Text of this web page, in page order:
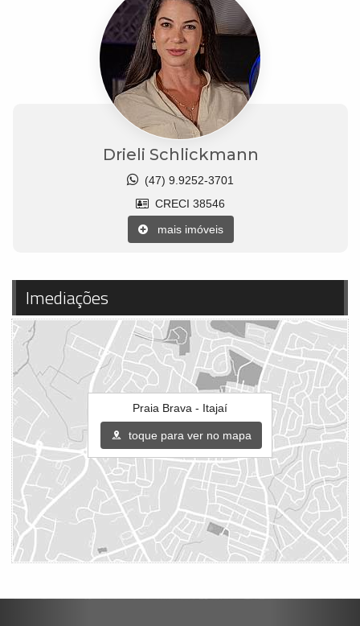
Drieli Schlickmann
(47) 9.9252-3701
CRECI 38546
mais imóveis
Imediações
Praia Brava - Itajaí
toque para ver no mapa